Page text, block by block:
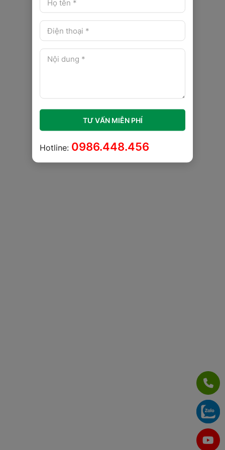
TƯ VẤN MIỄN PHÍ
Hotline: 0986.448.456